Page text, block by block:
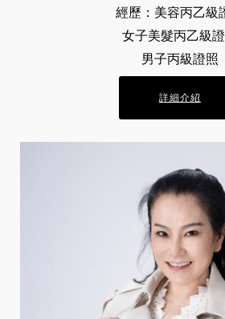
經歷：美容丙乙級
女子美髮丙乙級
男子丙級證照
詳細介紹